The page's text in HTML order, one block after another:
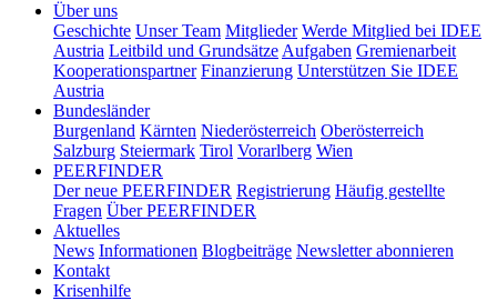
Über uns
Geschichte Unser Team Mitglieder Werde Mitglied bei IDEE
Austria Leitbild und Grundsätze Aufgaben Gremienarbeit
Kooperationspartner Finanzierung Unterstützen Sie IDEE
Austria
Bundesländer
Burgenland Kärnten Niederösterreich Oberösterreich
Salzburg Steiermark Tirol Vorarlberg Wien
PEERFINDER
Der neue PEERFINDER Registrierung Häufig gestellte
Fragen Über PEERFINDER
Aktuelles
News Informationen Blogbeiträge Newsletter abonnieren
Kontakt
Krisenhilfe